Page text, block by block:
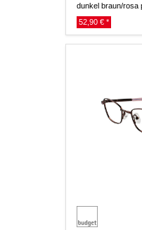
dunkel braun/rosa
52,90 € *